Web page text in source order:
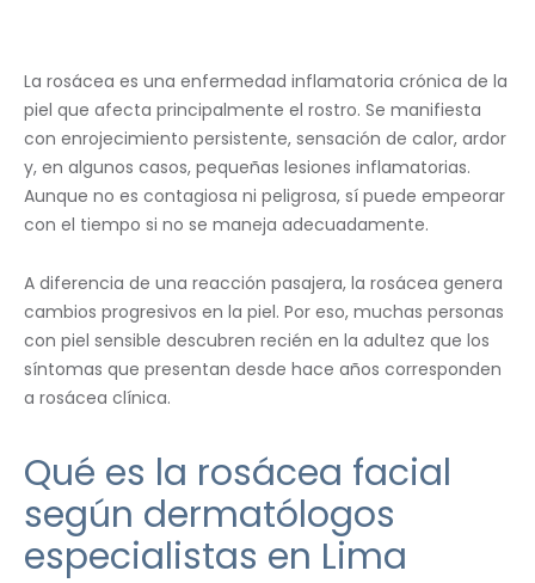
La rosácea es una enfermedad inflamatoria crónica de la
piel que afecta principalmente el rostro. Se manifiesta
con enrojecimiento persistente, sensación de calor, ardor
y, en algunos casos, pequeñas lesiones inflamatorias.
Aunque no es contagiosa ni peligrosa, sí puede empeorar
con el tiempo si no se maneja adecuadamente.
A diferencia de una reacción pasajera, la rosácea genera
cambios progresivos en la piel. Por eso, muchas personas
con piel sensible descubren recién en la adultez que los
síntomas que presentan desde hace años corresponden
a rosácea clínica.
Qué es la rosácea facial
según dermatólogos
especialistas en Lima